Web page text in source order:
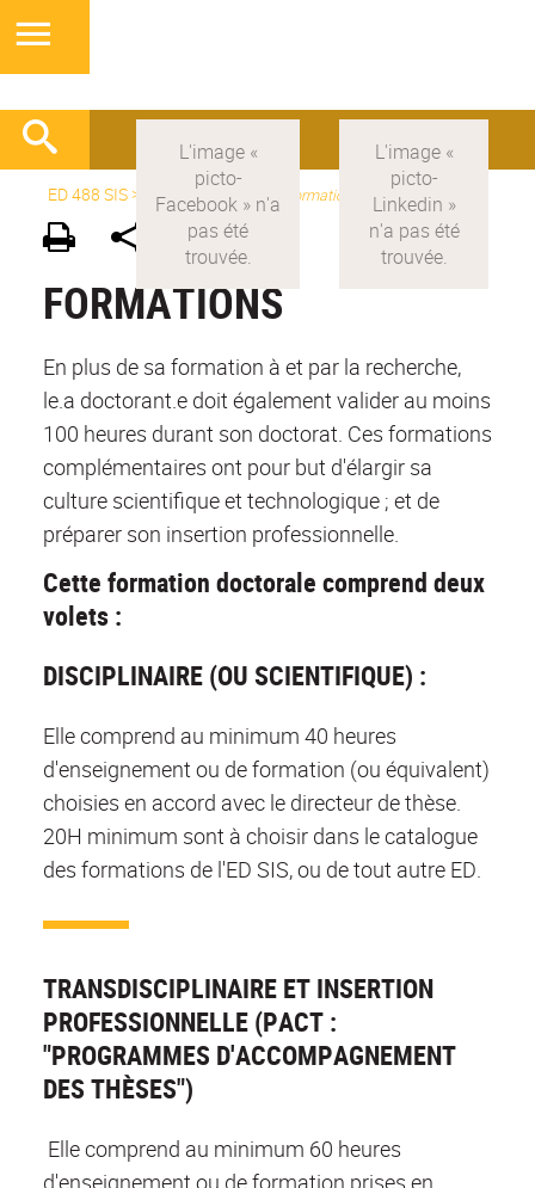
ED 488 SIS> Version française formations
FORMATIONS
En plus de sa formation à et par la recherche,
le.a doctorant.e doit également valider au moins
100 heures durant son doctorat. Ces formations
complémentaires ont pour but d'élargir sa
culture scientifique et technologique ; et de
préparer son insertion professionnelle.
Cette formation doctorale comprend deux
volets :
DISCIPLINAIRE (OU SCIENTIFIQUE) :
Elle comprend au minimum 40 heures
d'enseignement ou de formation (ou équivalent)
choisies en accord avec le directeur de thèse.
20H minimum sont à choisir dans le catalogue
des formations de l'ED SIS, ou de tout autre ED.
TRANSDISCIPLINAIRE ET INSERTION
PROFESSIONNELLE (PACT :
"PROGRAMMES D'ACCOMPAGNEMENT
DES THÈSES")
Elle comprend au minimum 60 heures
d'enseignement ou de formation prises en